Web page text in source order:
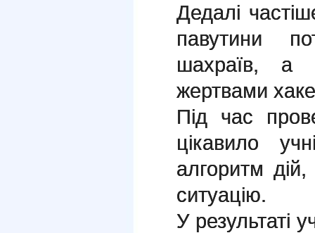
Дедалі
павутини
шахраїв, а
жертвами
Під час
цікавило
алгоритм
ситуацію.
У результаті